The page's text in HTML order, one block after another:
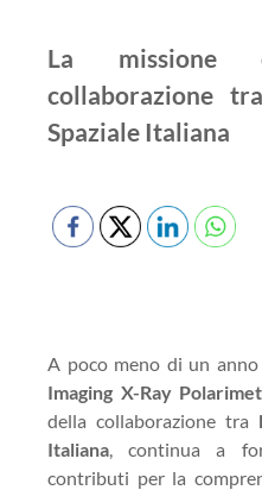
La
collaborazione
Spaziale Italiana
A poco meno di un
Imaging X-Ray
della collaborazione tra
Italiana, continua a
contributi per la